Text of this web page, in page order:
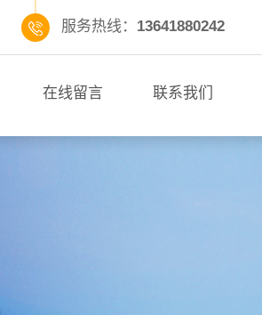
服务热线： 13641880242
在线留言 联系我们